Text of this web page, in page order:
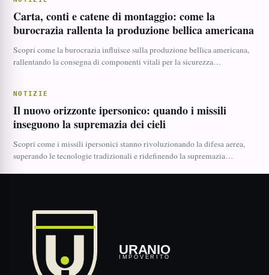
Carta, conti e catene di montaggio: come la
burocrazia rallenta la produzione bellica americana
Scopri come la burocrazia influisce sulla produzione bellica americana,
rallentando la consegna di componenti vitali per la sicurezza…
NOTIZIE
Il nuovo orizzonte ipersonico: quando i missili
inseguono la supremazia dei cieli
Scopri come i missili ipersonici stanno rivoluzionando la difesa aerea,
superando le tecnologie tradizionali e ridefinendo la supremazia…
URANIO
IMPOVERITO